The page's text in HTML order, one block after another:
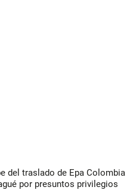
del traslado de Epa Colombia
por presuntos privilegios